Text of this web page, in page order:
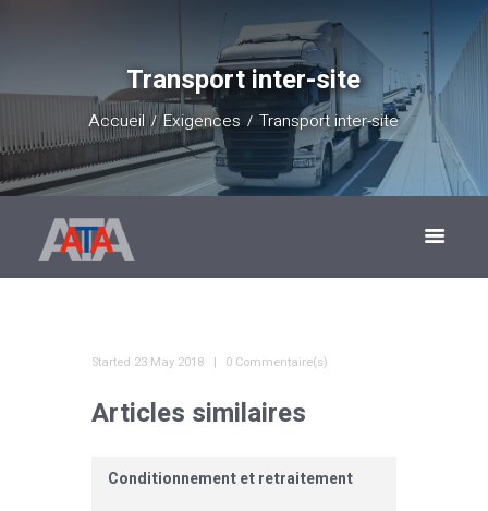
Transport inter-site
Accueil Exigences Transport inter-site
Started 23 May 2018 0 Commentaire(s)
Articles similaires
Conditionnement et retraitement